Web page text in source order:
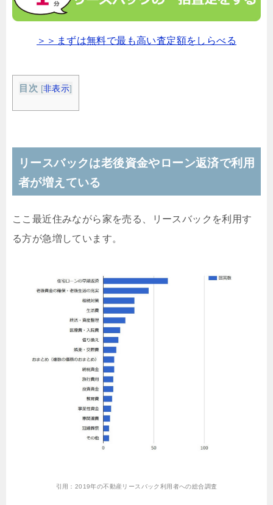
＞＞まずは無料で最も高い査定額をしらべる
目次 [非表示]
リースバックは老後資金やローン返済で利用
者が増えている
ここ最近住みながら家を売る、リースバックを利用す
る方が急増しています。
引用： 2019年の不動産リースバック利用者への総合調査